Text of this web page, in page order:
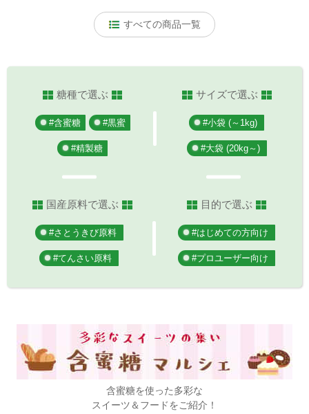
すべての商品一覧
糖種で選ぶ
#含蜜糖 #黒蜜
#精製糖
サイズで選ぶ
#小袋 (～1kg)
#大袋 (20kg～)
国産原料で選ぶ
#さとうきび原料
#てんさい原料
目的で選ぶ
#はじめての方向け
#プロユーザー向け
含蜜糖を使った多彩な
スイーツ＆フードをご紹介！